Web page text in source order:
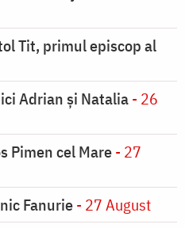
Tit, primul episcop al
Adrian și Natalia- 26
Pimen cel Mare- 27
Fanurie- 27 August